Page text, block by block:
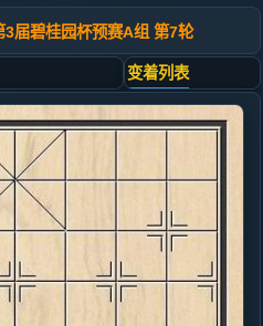
届碧桂园杯预赛A组 第7轮
变着列表